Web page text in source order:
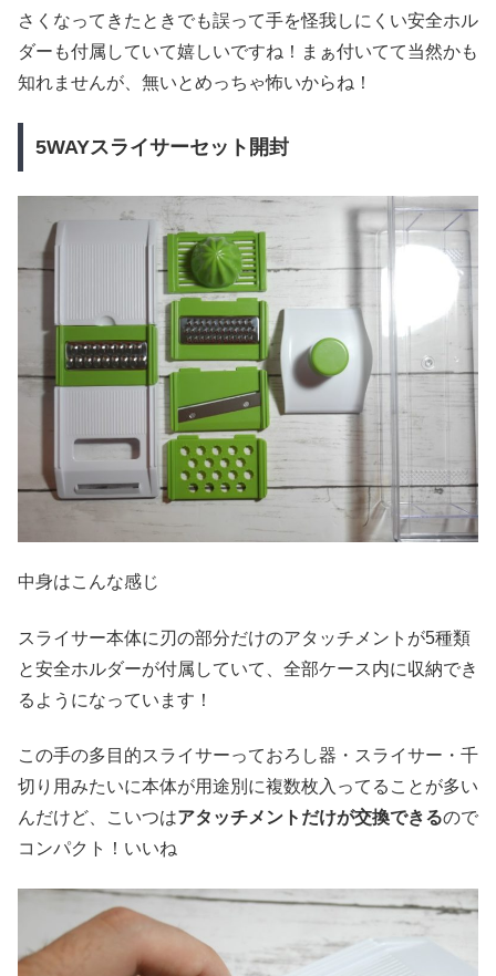
さくなってきたときでも誤って手を怪我しにくい安全ホル
ダーも付属していて嬉しいですね！まぁ付いてて当然かも
知れませんが、無いとめっちゃ怖いからね！
5WAYスライサーセット開封
中身はこんな感じ
スライサー本体に刃の部分だけのアタッチメントが5種類
と安全ホルダーが付属していて、全部ケース内に収納でき
るようになっています！
この手の多目的スライサーっておろし器・スライサー・千
切り用みたいに本体が用途別に複数枚入ってることが多い
んだけど、こいつはアタッチメントだけが交換できるので
コンパクト！いいね